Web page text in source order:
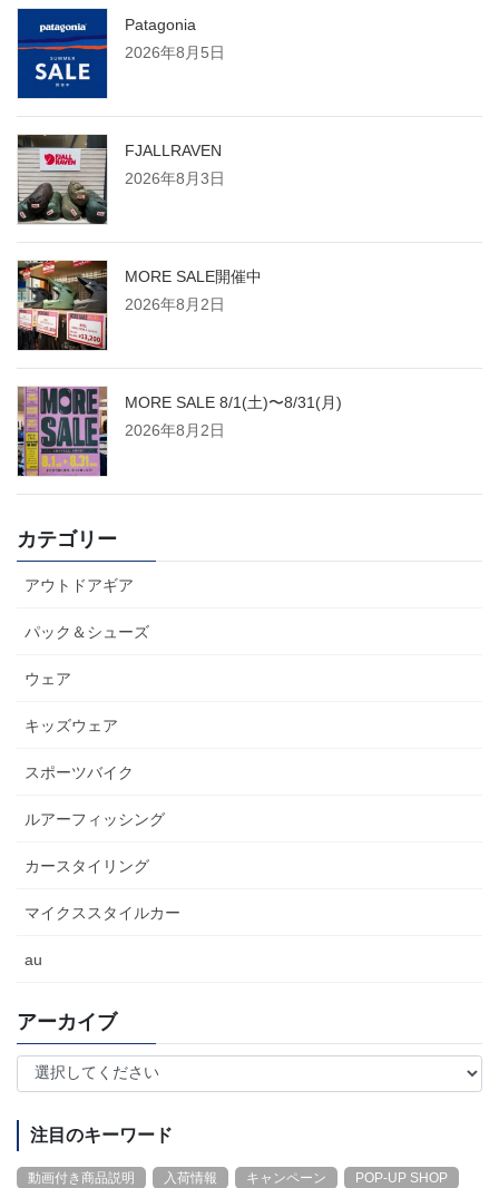
ジ
送
り
Patagonia
2026年8月5日
FJALLRAVEN
2026年8月3日
MORE SALE開催中
2026年8月2日
MORE SALE 8/1(土)〜8/31(月)
2026年8月2日
カテゴリー
アウトドアギア
パック＆シューズ
ウェア
キッズウェア
スポーツバイク
ルアーフィッシング
カースタイリング
マイクススタイルカー
au
アーカイブ
注目のキーワード
動画付き商品説明 入荷情報 キャンペーン POP-UP SHOP